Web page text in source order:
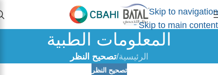
Skip to navigation
Skip to main content
المعلومات الطبية
الرئيسية/تصحيح النظر
تصحيح النظر